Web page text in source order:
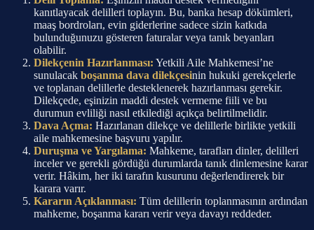
kanıtlayacak delilleri toplayın. Bu, banka hesap dökümleri,
maaş bordroları, evin giderlerine sadece sizin katkıda
bulunduğunuzu gösteren faturalar veya tanık beyanları
olabilir.
Dilekçenin Hazırlanması: Yetkili Aile Mahkemesi’ne
sunulacak boşanma dava dilekçesinin hukuki gerekçelerle
ve toplanan delillerle desteklenerek hazırlanması gerekir.
Dilekçede, eşinizin maddi destek vermeme fiili ve bu
durumun evliliği nasıl etkilediği açıkça belirtilmelidir.
Dava Açma: Hazırlanan dilekçe ve delillerle birlikte yetkili
aile mahkemesine başvuru yapılır.
Duruşma ve Yargılama: Mahkeme, tarafları dinler, delilleri
inceler ve gerekli gördüğü durumlarda tanık dinlemesine karar
verir. Hâkim, her iki tarafın kusurunu değerlendirerek bir
karara varır.
Kararın Açıklanması: Tüm delillerin toplanmasının ardından
mahkeme, boşanma kararı verir veya davayı reddeder.